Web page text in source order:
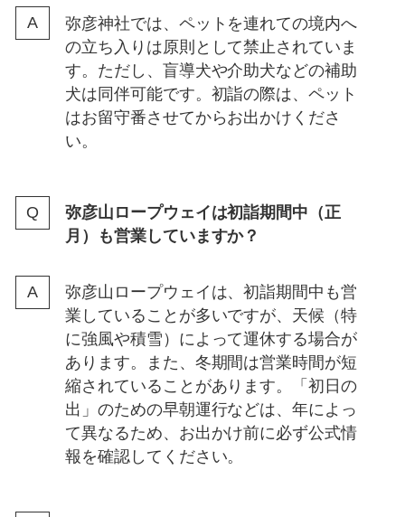
弥彦神社では、ペットを連れての境内へ
の立ち入りは原則として禁止されていま
す。ただし、盲導犬や介助犬などの補助
犬は同伴可能です。初詣の際は、ペット
はお留守番させてからお出かけくださ
い。
弥彦山ロープウェイは初詣期間中（正
月）も営業していますか？
弥彦山ロープウェイは、初詣期間中も営
業していることが多いですが、天候（特
に強風や積雪）によって運休する場合が
あります。また、冬期間は営業時間が短
縮されていることがあります。「初日の
出」のための早朝運行などは、年によっ
て異なるため、お出かけ前に必ず公式情
報を確認してください。